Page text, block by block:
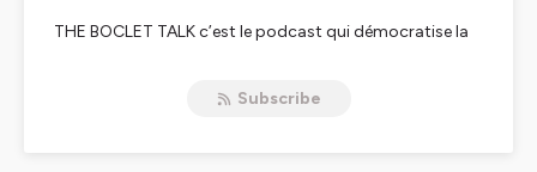
THE BOCLET TALK c’est le podcast qui démocratise la
réussite est à portée de tous.🤩
Subscribe